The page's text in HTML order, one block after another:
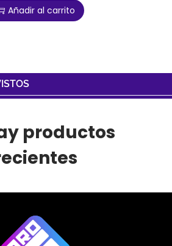
Añadir al carrito
productos